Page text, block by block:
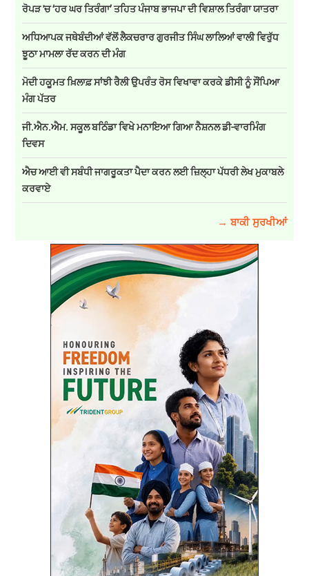
ਰੋਪੜ 'ਚ ‘ਹਰ ਘਰ ਤਿਰੰਗਾ’ ਤਹਿਤ ਪੰਜਾਬ ਭਾਜਪਾ ਦੀ ਵਿਸ਼ਾਲ ਤਿਰੰਗਾ ਯਾਤਰਾ
ਅਧਿਆਪਕ ਜਥੇਬੰਦੀਆਂ ਵੱਲੋਂ ਲੈਕਚਰਾਰ ਗੁਰਜੀਤ ਸਿੰਘ ਲਾਲਿਆਂ ਵਾਲੀ ਵਿਰੁੱਧ
ਝੂਠਾ ਮਾਮਲਾ ਰੱਦ ਕਰਨ ਦੀ ਮੰਗ
ਮੋਦੀ ਹਕੂਮਤ ਖ਼ਿਲਾਫ਼ ਸਾਂਝੀ ਰੈਲੀ ਉਪਰੰਤ ਰੋਸ ਵਿਖਾਵਾ ਕਰਕੇ ਡੀਸੀ ਨੂੰ ਸੌਂਪਿਆ
ਮੰਗ ਪੱਤਰ
ਜੀ.ਐਨ.ਐਮ. ਸਕੂਲ ਬਠਿੰਡਾ ਵਿਖੇ ਮਨਾਇਆ ਗਿਆ ਨੈਸ਼ਨਲ ਡੀ-ਵਾਰਮਿੰਗ
ਦਿਵਸ
ਐਚ ਆਈ ਵੀ ਸਬੰਧੀ ਜਾਗਰੂਕਤਾ ਪੈਦਾ ਕਰਨ ਲਈ ਜ਼ਿਲ੍ਹਾ ਪੱਧਰੀ ਲੇਖ ਮੁਕਾਬਲੇ
ਕਰਵਾਏ
→ ਬਾਕੀ ਸੁਰਖੀਆਂ